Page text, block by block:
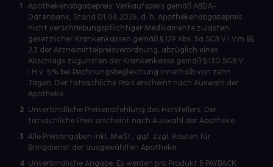
1
Apothekenabgabepreis: Verkaufspreis gemäß ABDA-
Datenbank, Stand 01.08.2026, d. h. Apothekenabgabepreis
nicht verschreibungspflichtiger Medikamente zulasten
gesetzlicher Krankenkassen gemäß § 129 Abs. 5a SGB V i.V.m §§
2,3 der Arzneimittelpreisverordnung, abzüglich eines
Abschlags zugunsten der Krankenkasse gemäß § 130 SGB V
i.H.v. 5% bei Rechnungsbegleichung innerhalb von zehn
Tagen. Der tatsächliche Preis erscheint nach Auswahl der
Apotheke.
2 Unverbindliche Preisempfehlung des Herstellers. Der
tatsächliche Preis erscheint nach Auswahl der Apotheke.
3 Alle Preisangaben inkl. MwSt., ggf. zzgl. Kosten für
Bringdienst der ausgewählten Apotheke.
4 Unverbindliche Angabe. Es werden pro Produkt 5 PAYBACK